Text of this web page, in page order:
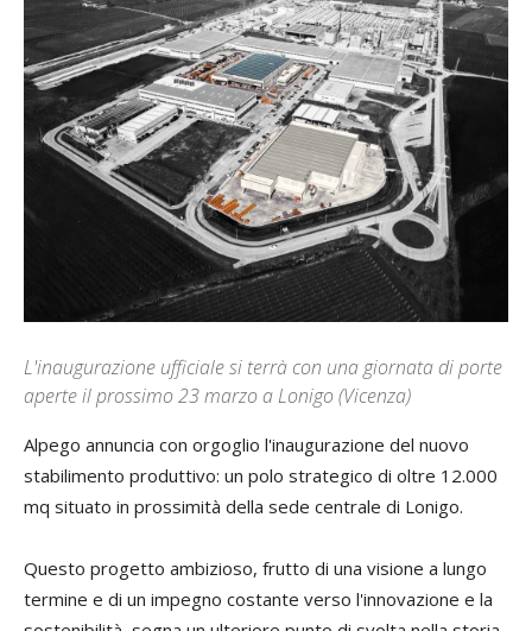
L'inaugurazione ufficiale si terrà con una giornata di porte
aperte il prossimo 23 marzo a Lonigo (Vicenza)
Alpego annuncia con orgoglio l'inaugurazione del nuovo
stabilimento produttivo: un polo strategico di oltre 12.000
mq situato in prossimità della sede centrale di Lonigo.
Questo progetto ambizioso, frutto di una visione a lungo
termine e di un impegno costante verso l'innovazione e la